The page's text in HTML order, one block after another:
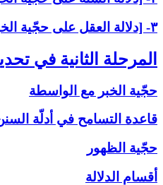
۳- [دلالة العقل على حجّية الخبر]
المرحلة الثانية في
حجّية الخبر مع الواسطة
قاعدة التسامح في أدلّة
حجّية الظهور
أقسام الدلالة